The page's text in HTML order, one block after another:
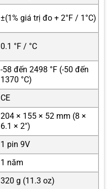
±(1% giá trị đo + 2°F / 1°C)
0.1 °F / °C
-58 đến 2498 °F (-50 đến
1370 °C)
CE
204 × 155 × 52 mm (8 ×
6.1 × 2″)
1 pin 9V
1 năm
320 g (11.3 oz)